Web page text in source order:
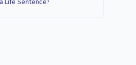
Life Sentence?